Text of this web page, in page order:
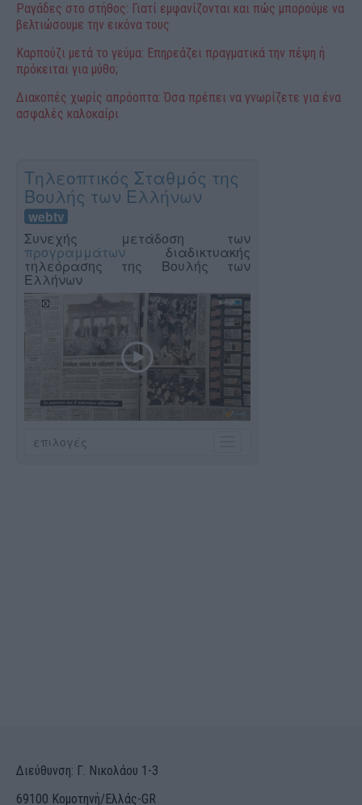
Ραγάδες στο στήθος: Γιατί εμφανίζονται και πώς μπορούμε να
βελτιώσουμε την εικόνα τους
Καρπούζι μετά το γεύμα: Επηρεάζει πραγματικά την πέψη ή
πρόκειται για μύθο;
Διακοπές χωρίς απρόοπτα: Όσα πρέπει να γνωρίζετε για ένα
ασφαλές καλοκαίρι
Διεύθυνση: Γ. Νικολάου 1-3
69100 Κομοτηνή/Ελλάς-GR